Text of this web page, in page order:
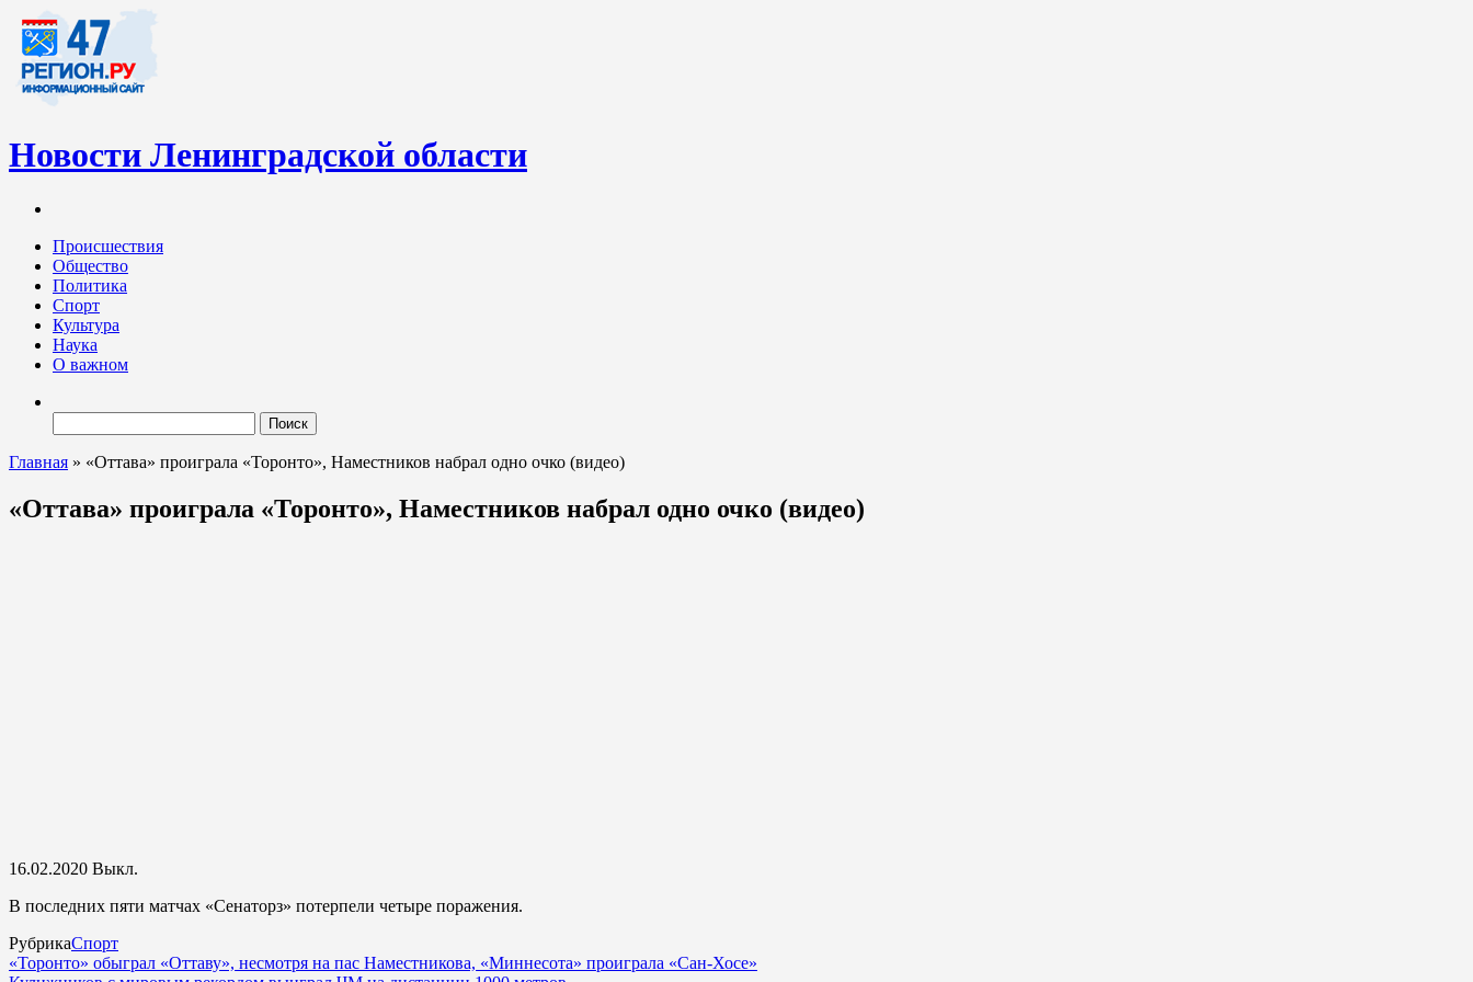
Новости Ленинградской области
Ленинградских новостей обновляется регулярно. Мы рассказываем о происходящем «в верхах» и о судьбах простых людях, о том, что касается каждого жителя Ленинградской области.
Происшествия
Общество
Политика
Спорт
Культура
Наука
О важном
Главная » «Оттава» проиграла «Торонто», Наместников набрал одно очко (видео)
«Оттава» проиграла «Торонто», Наместников набрал одно очко (видео)
16.02.2020 Выкл.
В последних пяти матчах «Сенаторз» потерпели четыре поражения.
РубрикаСпорт
«Торонто» обыграл «Оттаву», несмотря на пас Наместникова, «Миннесота» проиграла «Сан-Хосе»